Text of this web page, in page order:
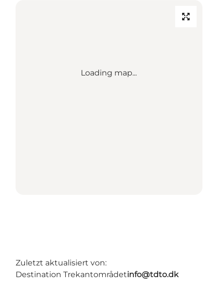
Loading map...
Zuletzt aktualisiert von:
Destination Trekantområdetinfo@tdto.dk